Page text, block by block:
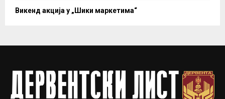
Викенд акција у „Шики маркетима“